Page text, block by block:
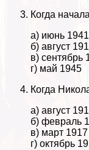
Когда
а) июнь 1941
б) август
в) сентябрь
г) май 1945
Когда
а) август
б) февраль
в) март 1917
г) октябрь